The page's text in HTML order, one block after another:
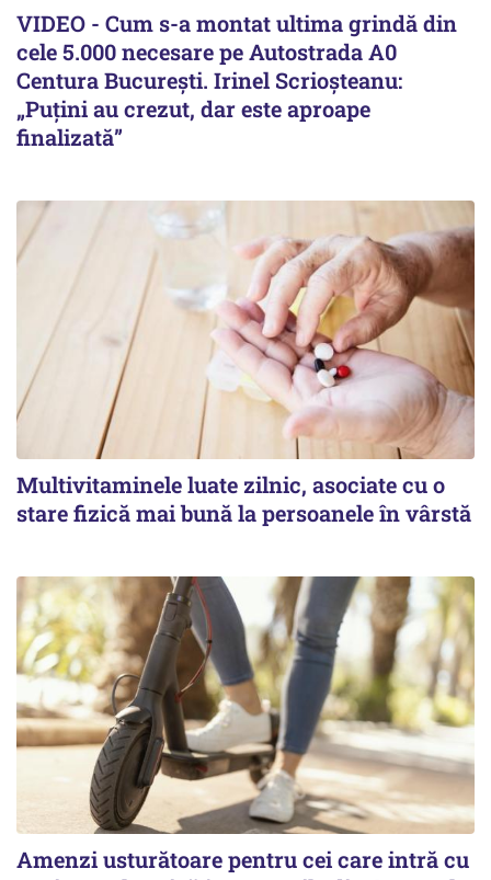
VIDEO - Cum s-a montat ultima grindă din
cele 5.000 necesare pe Autostrada A0
Centura București. Irinel Scrioșteanu:
„Puțini au crezut, dar este aproape
finalizată”
Multivitaminele luate zilnic, asociate cu o
stare fizică mai bună la persoanele în vârstă
Amenzi usturătoare pentru cei care intră cu